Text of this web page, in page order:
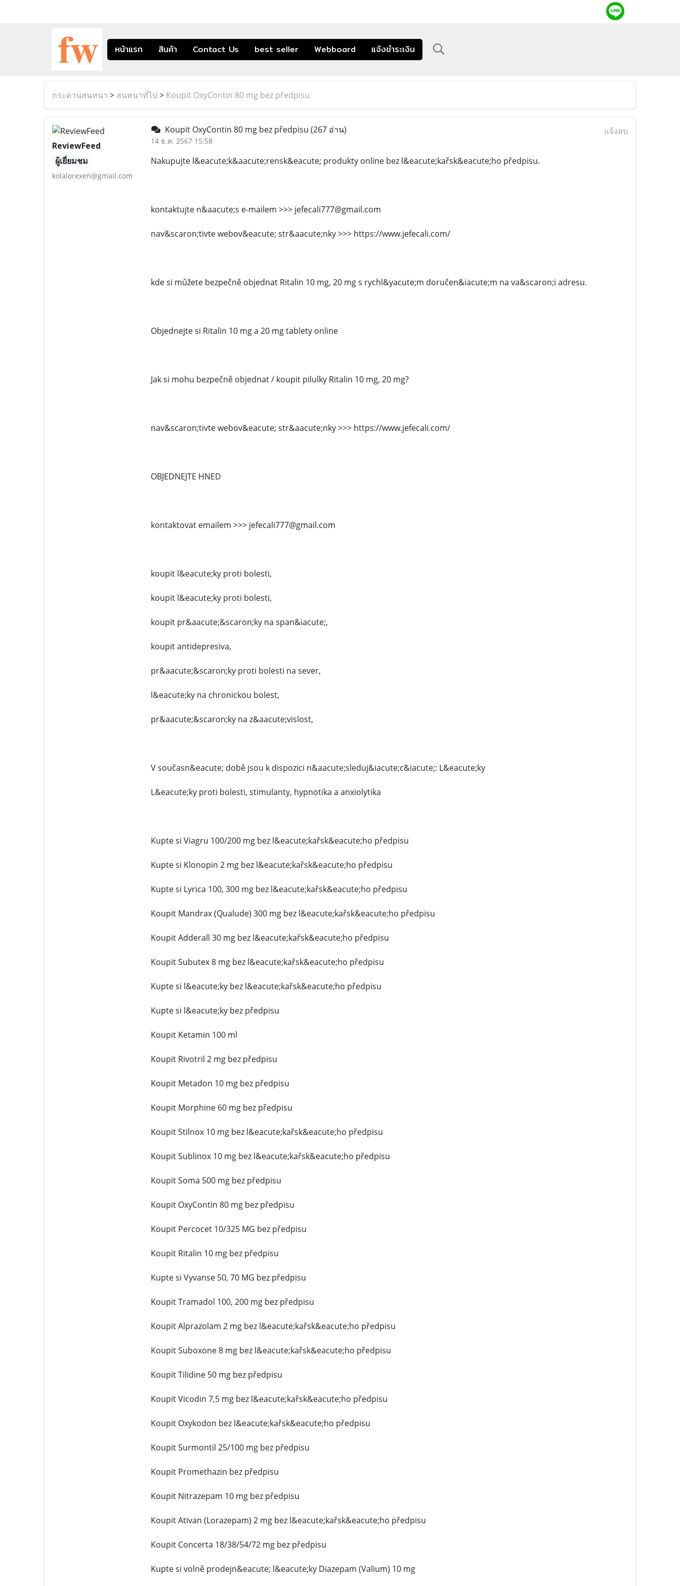
หน้าแรก สินค้า Contact Us best seller Webboard แจ้งชำระเงิน
กระดานสนทนา > สนทนาทั่ไป > Koupit OxyContin 80 mg bez předpisu
ReviewFeed
ผู้เยี่ยมชม
kolalorexen@gmail.com
Koupit OxyContin 80 mg bez předpisu (267 อ่าน)
14 ธ.ค. 2567 15:58
แจ้งลบ
Nakupujte l&eacute;k&aacute;rensk&eacute; produkty online bez l&eacute;kařsk&eacute;ho předpisu.
kontaktujte n&aacute;s e-mailem >>> jefecali777@gmail.com
nav&scaron;tivte webov&eacute; str&aacute;nky >>> https://www.jefecali.com/
kde si můžete bezpečně objednat Ritalin 10 mg, 20 mg s rychl&yacute;m doručen&iacute;m na va&scaron;i adresu.
Objednejte si Ritalin 10 mg a 20 mg tablety online
Jak si mohu bezpečně objednat / koupit pilulky Ritalin 10 mg, 20 mg?
nav&scaron;tivte webov&eacute; str&aacute;nky >>> https://www.jefecali.com/
OBJEDNEJTE HNED
kontaktovat emailem >>> jefecali777@gmail.com
koupit l&eacute;ky proti bolesti,
koupit l&eacute;ky proti bolesti,
koupit pr&aacute;&scaron;ky na span&iacute;,
koupit antidepresiva,
pr&aacute;&scaron;ky proti bolesti na sever,
l&eacute;ky na chronickou bolest,
pr&aacute;&scaron;ky na z&aacute;vislost,
V současn&eacute; době jsou k dispozici n&aacute;sleduj&iacute;c&iacute;: L&eacute;ky
L&eacute;ky proti bolesti, stimulanty, hypnotika a anxiolytika
Kupte si Viagru 100/200 mg bez l&eacute;kařsk&eacute;ho předpisu
Kupte si Klonopin 2 mg bez l&eacute;kařsk&eacute;ho předpisu
Kupte si Lyrica 100, 300 mg bez l&eacute;kařsk&eacute;ho předpisu
Koupit Mandrax (Qualude) 300 mg bez l&eacute;kařsk&eacute;ho předpisu
Koupit Adderall 30 mg bez l&eacute;kařsk&eacute;ho předpisu
Koupit Subutex 8 mg bez l&eacute;kařsk&eacute;ho předpisu
Kupte si l&eacute;ky bez l&eacute;kařsk&eacute;ho předpisu
Kupte si l&eacute;ky bez předpisu
Koupit Ketamin 100 ml
Koupit Rivotril 2 mg bez předpisu
Koupit Metadon 10 mg bez předpisu
Koupit Morphine 60 mg bez předpisu
Koupit Stilnox 10 mg bez l&eacute;kařsk&eacute;ho předpisu
Koupit Sublinox 10 mg bez l&eacute;kařsk&eacute;ho předpisu
Koupit Soma 500 mg bez předpisu
Koupit OxyContin 80 mg bez předpisu
Koupit Percocet 10/325 MG bez předpisu
Koupit Ritalin 10 mg bez předpisu
Kupte si Vyvanse 50, 70 MG bez předpisu
Koupit Tramadol 100, 200 mg bez předpisu
Koupit Alprazolam 2 mg bez l&eacute;kařsk&eacute;ho předpisu
Koupit Suboxone 8 mg bez l&eacute;kařsk&eacute;ho předpisu
Koupit Tilidine 50 mg bez předpisu
Koupit Vicodin 7,5 mg bez l&eacute;kařsk&eacute;ho předpisu
Koupit Oxykodon bez l&eacute;kařsk&eacute;ho předpisu
Koupit Surmontil 25/100 mg bez předpisu
Koupit Promethazin bez předpisu
Koupit Nitrazepam 10 mg bez předpisu
Koupit Ativan (Lorazepam) 2 mg bez l&eacute;kařsk&eacute;ho předpisu
Koupit Concerta 18/38/54/72 mg bez předpisu
Kupte si volně prodejn&eacute; l&eacute;ky Diazepam (Valium) 10 mg